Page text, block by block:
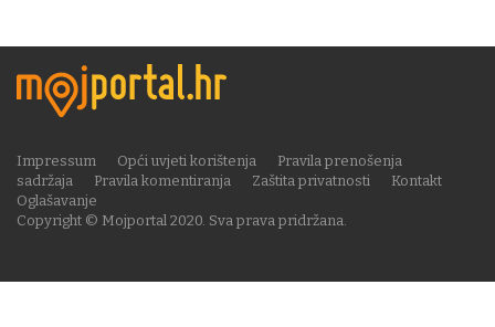
Copyright © Mojportal 2020. Sva prava pridržana.
Impressum Opći uvjeti korištenja
Pravila prenošenja
sadržaja
Pravila komentiranja Zaštita privatnosti
Kontakt
Oglašavanje